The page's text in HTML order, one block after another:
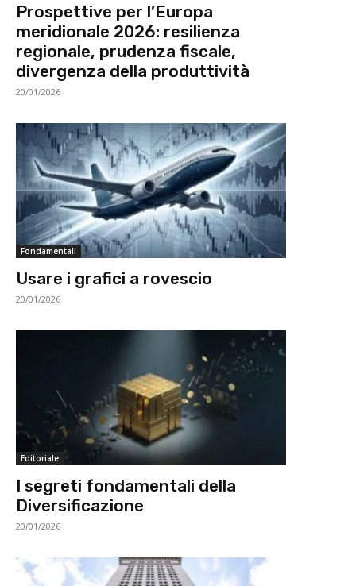
Prospettive per l’Europa
meridionale 2026: resilienza
regionale, prudenza fiscale,
divergenza della produttività
20/01/2026
Fondamentali
Usare i grafici a rovescio
20/01/2026
Editoriale
I segreti fondamentali della
Diversificazione
20/01/2026